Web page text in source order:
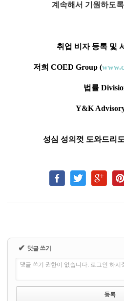
계속해서 기원하도
취업 비자 등록 및
저희 COED Group (
법률
Y&K
성심 성의껏 도와드리
✔ 댓글 쓰기
댓글 쓰기 권한이 없습니다. 로그인 하시